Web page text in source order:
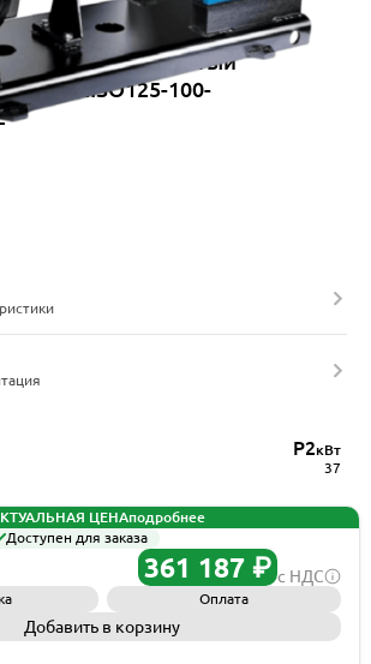
одноступенчатый
CNP NISO125-100-
P2кВт
37
ЦЕНАподробнее
Доступен для заказа
361 187 ₽ с НДС
Оплата
Добавить в корзину